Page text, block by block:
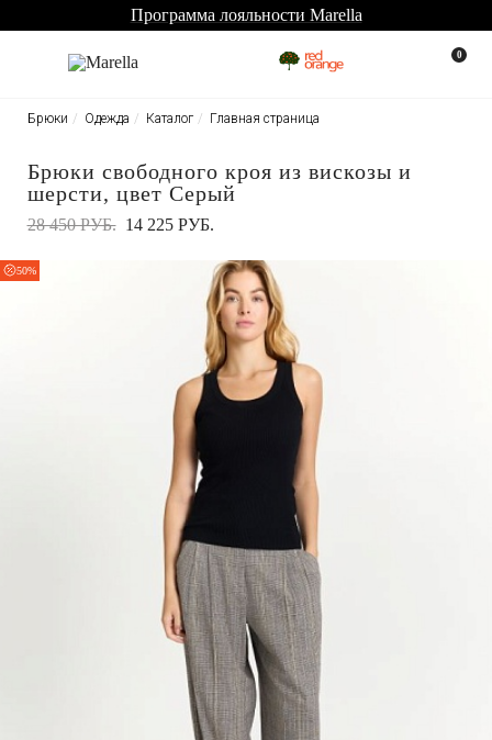
Программа лояльности Marella
0
Главная страница
Каталог
Одежда
Брюки
Брюки свободного кроя из вискозы и
шерсти, цвет Серый
28 450 РУБ. 14 225 РУБ.
50%